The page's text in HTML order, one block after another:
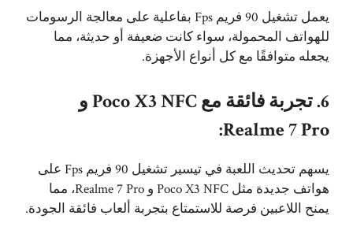
يعمل تشغيل 90 فريم Fps بفاعلية على معالجة الرسومات
للهواتف المحمولة، سواء كانت ضعيفة أو حديثة، مما
يجعله متوافقًا مع كل أنواع الأجهزة.
6. تجربة فائقة مع Poco X3 NFC و
Realme 7 Pro:
يسهم تحديث اللعبة في تيسير تشغيل 90 فريم Fps على
هواتف جديدة مثل Poco X3 NFC و Realme 7 Pro، مما
يمنح اللاعبين فرصة للاستمتاع بتجربة ألعاب فائقة الجودة.